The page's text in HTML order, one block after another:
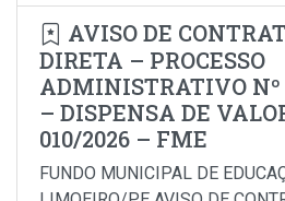
AVISO DE
DIRETA – PROCESSO
ADMINISTRATIVO Nº
– DISPENSA DE
010/2026 – FME
FUNDO MUNICIPAL DE